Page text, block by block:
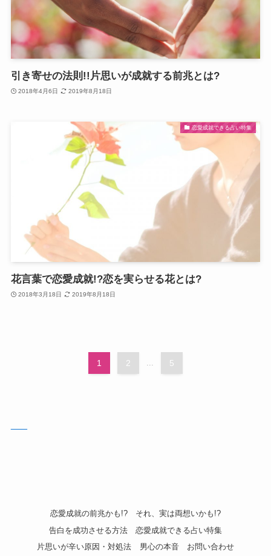
引き寄せの法則!!片思いが成就する前兆とは?
2018年4月6日 2019年8月18日
恋愛成就できる占い特集
花言葉で恋愛成就!?恋を実らせる花とは?
2018年3月18日 2019年8月18日
1 2 ... 5
恋愛成就の前兆かも!?
それ、実は両想いかも!?
告白を成功させる方法
恋愛成就できる占い特集
片思いが辛い原因・対処法
男心の本音 お問い合わせ